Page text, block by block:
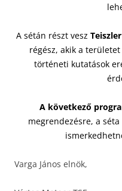
A sétán részt vesz
régész, akik a
történeti kutatások
A következő
megrendezésre, a
Varga János elnök,